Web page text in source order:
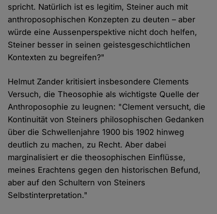
spricht. Natürlich ist es legitim, Steiner auch mit
anthroposophischen Konzepten zu deuten – aber
würde eine Aussenperspektive nicht doch helfen,
Steiner besser in seinen geistesgeschichtlichen
Kontexten zu begreifen?"
Helmut Zander kritisiert insbesondere Clements
Versuch, die Theosophie als wichtigste Quelle der
Anthroposophie zu leugnen: "Clement versucht, die
Kontinuität von Steiners philosophischen Gedanken
über die Schwellenjahre 1900 bis 1902 hinweg
deutlich zu machen, zu Recht. Aber dabei
marginalisiert er die theosophischen Einflüsse,
meines Erachtens gegen den historischen Befund,
aber auf den Schultern von Steiners
Selbstinterpretation."